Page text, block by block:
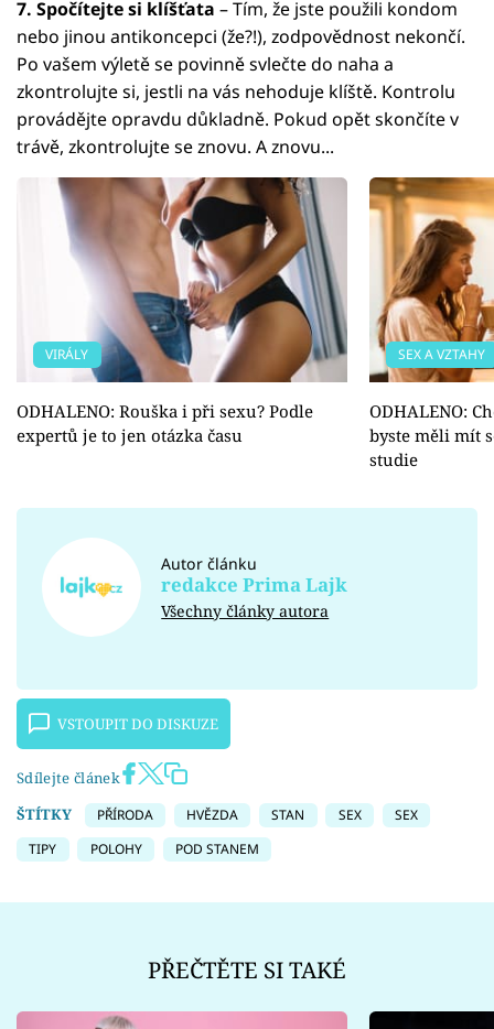
7. Spočítejte si klíšťata – Tím, že jste použili kondom
nebo jinou antikoncepci (že?!), zodpovědnost nekončí.
Po vašem výletě se povinně svlečte do naha a
zkontrolujte si, jestli na vás nehoduje klíště. Kontrolu
provádějte opravdu důkladně. Pokud opět skončíte v
trávě, zkontrolujte se znovu. A znovu...
VIRÁLY
ODHALENO: Rouška i při sexu? Podle
expertů je to jen otázka času
SEX A VZTAHY
ODHALENO:
byste měli mít
studie
Autor článku
redakce Prima Lajk
Všechny články autora
VSTOUPIT DO DISKUZE
Sdílejte článek
ŠTÍTKY
PŘÍRODA HVĚZDA STAN SEX
SEX
TIPY
POLOHY POD STANEM
PŘEČTĚTE SI TAKÉ